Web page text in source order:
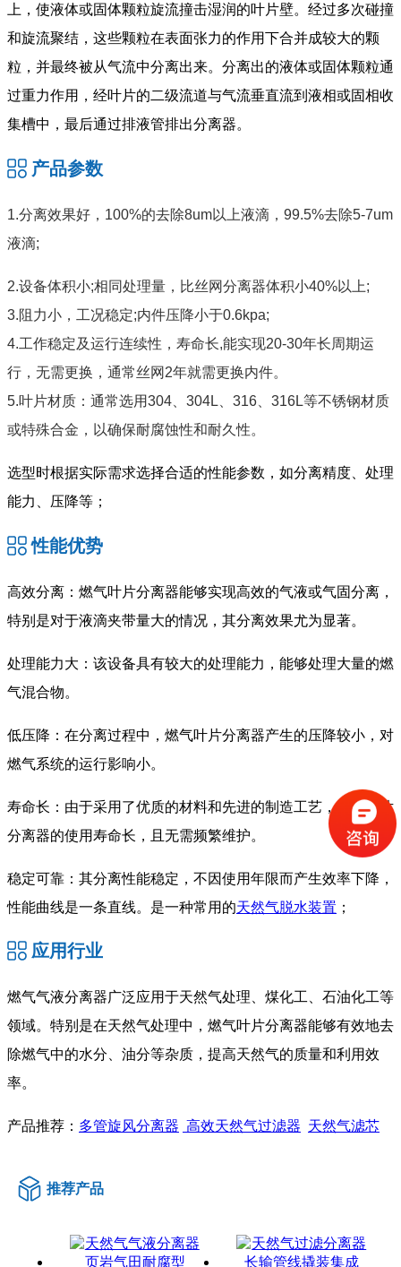
上，使液体或固体颗粒旋流撞击湿润的叶片壁。经过多次碰撞
和旋流聚结，这些颗粒在表面张力的作用下合并成较大的颗
粒，并最终被从气流中分离出来。分离出的液体或固体颗粒通
过重力作用，经叶片的二级流道与气流垂直流到液相或固相收
集槽中，最后通过排液管排出分离器。
产品参数
1.分离效果好，100%的去除8um以上液滴，99.5%去除5-7um
液滴;
2.设备体积小;相同处理量，比丝网分离器体积小40%以上;
3.阻力小，工况稳定;内件压降小于0.6kpa;
4.工作稳定及运行连续性，寿命长,能实现20-30年长周期运
行，无需更换，通常丝网2年就需更换内件。
5.叶片材质：通常选用304、304L、316、316L等不锈钢材质
或特殊合金，以确保耐腐蚀性和耐久性。
选型时根据实际需求选择合适的性能参数，如分离精度、处理
能力、压降等；
性能优势
高效分离：燃气叶片分离器能够实现高效的气液或气固分离，
特别是对于液滴夹带量大的情况，其分离效果尤为显著。
处理能力大：该设备具有较大的处理能力，能够处理大量的燃
气混合物。
低压降：在分离过程中，燃气叶片分离器产生的压降较小，对
燃气系统的运行影响小。
寿命长：由于采用了优质的材料和先进的制造工艺，燃气叶片
分离器的使用寿命长，且无需频繁维护。
稳定可靠：其分离性能稳定，不因使用年限而产生效率下降，
性能曲线是一条直线。是一种常用的天然气脱水装置 ；
应用行业
燃气气液分离器广泛应用于天然气处理、煤化工、石油化工等
领域。特别是在天然气处理中，燃气叶片分离器能够有效地去
除燃气中的水分、油分等杂质，提高天然气的质量和利用效
率。
产品推荐： 多管旋风分离器 高效天然气过滤器 天然气滤芯
推荐产品